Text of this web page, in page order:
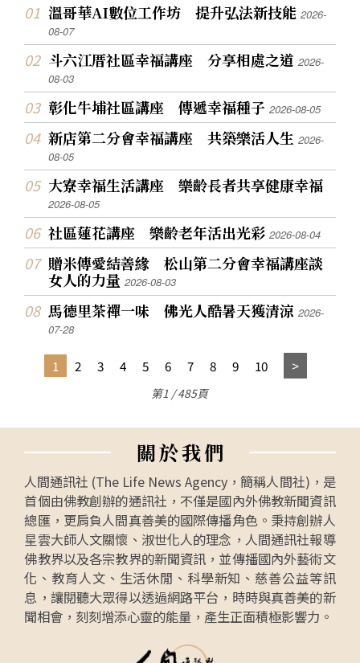
溫哥華AI數位工作坊 提升弘法新技能2026-
08-07
斗六江厝社區幸福講座 分享相處之道2026-
08-03
彰化牛埔社區講座 傳遞幸福種子2026-08-05
新店第二分會幸福講座 共築樂活人生2026-
08-05
大寮幸福生活講座 樂齡長者共享健康幸福
2026-08-05
社區蓮花講座 樂齡老年活出光彩2026-08-04
贈米傳愛結善緣 松山第二分會幸福講座談
女人的力量2026-08-03
馬德里茶禪一味 佛光人酷暑天獲清涼2026-
07-28
1 2 3 4 5 6 7 8 9 10
第1 / 485頁
關於我們
人間通訊社 (The Life News Agency，簡稱人間社)，是
首個由佛教創辦的通訊社，不僅是國內外佛教新聞資訊
總匯，更肩負人間真善美的國際傳播角色。秉持創辦人
星雲大師人文關懷、淑世化人的理念，人間通訊社報導
佛教界以及各宗教界的新聞資訊，並傳播國內外藝術文
化、教育人文、生活休閒、科學新知、慈善公益等訊
息，讓閱聽大眾得以透過網路平台，時時與真善美的新
聞相會，刻刻增添心靈的能量，產生正面積極影響力。